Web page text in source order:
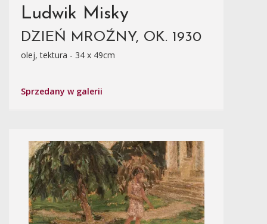
Ludwik Misky
DZIEŃ MROŹNY, OK. 1930
olej, tektura - 34 x 49cm
Sprzedany w galerii